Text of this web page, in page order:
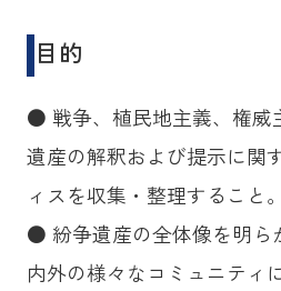
目的
● 戦争、植民地主義、権威
遺産の解釈および提示に関
ィスを収集・整理すること。
● 紛争遺産の全体像を明ら
内外の様々なコミュニティ